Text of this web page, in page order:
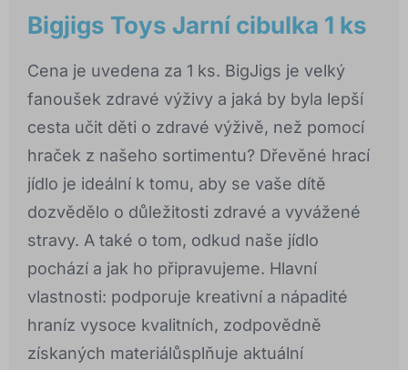
Bigjigs Toys Jarní cibulka 1 ks
Cena je uvedena za 1 ks. BigJigs je velký
fanoušek zdravé výživy a jaká by byla lepší
cesta učit děti o zdravé výživě, než pomocí
hraček z našeho sortimentu? Dřevěné hrací
jídlo je ideální k tomu, aby se vaše dítě
dozvědělo o důležitosti zdravé a vyvážené
stravy. A také o tom, odkud naše jídlo
pochází a jak ho připravujeme. Hlavní
vlastnosti: podporuje kreativní a nápadité
hraníz vysoce kvalitních, zodpovědně
získaných materiálůsplňuje aktuální